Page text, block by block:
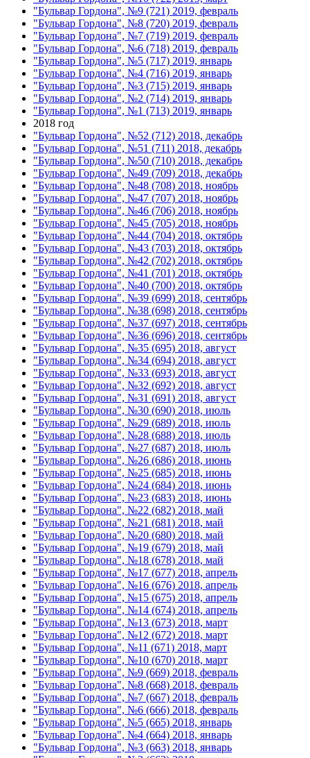
"Бульвар Гордона", №9 (721) 2019, февраль
"Бульвар Гордона", №8 (720) 2019, февраль
"Бульвар Гордона", №7 (719) 2019, февраль
"Бульвар Гордона", №6 (718) 2019, февраль
"Бульвар Гордона", №5 (717) 2019, январь
"Бульвар Гордона", №4 (716) 2019, январь
"Бульвар Гордона", №3 (715) 2019, январь
"Бульвар Гордона", №2 (714) 2019, январь
"Бульвар Гордона", №1 (713) 2019, январь
2018 год
"Бульвар Гордона", №52 (712) 2018, декабрь
"Бульвар Гордона", №51 (711) 2018, декабрь
"Бульвар Гордона", №50 (710) 2018, декабрь
"Бульвар Гордона", №49 (709) 2018, декабрь
"Бульвар Гордона", №48 (708) 2018, ноябрь
"Бульвар Гордона", №47 (707) 2018, ноябрь
"Бульвар Гордона", №46 (706) 2018, ноябрь
"Бульвар Гордона", №45 (705) 2018, ноябрь
"Бульвар Гордона", №44 (704) 2018, октябрь
"Бульвар Гордона", №43 (703) 2018, октябрь
"Бульвар Гордона", №42 (702) 2018, октябрь
"Бульвар Гордона", №41 (701) 2018, октябрь
"Бульвар Гордона", №40 (700) 2018, октябрь
"Бульвар Гордона", №39 (699) 2018, сентябрь
"Бульвар Гордона", №38 (698) 2018, сентябрь
"Бульвар Гордона", №37 (697) 2018, сентябрь
"Бульвар Гордона", №36 (696) 2018, сентябрь
"Бульвар Гордона", №35 (695) 2018, август
"Бульвар Гордона", №34 (694) 2018, август
"Бульвар Гордона", №33 (693) 2018, август
"Бульвар Гордона", №32 (692) 2018, август
"Бульвар Гордона", №31 (691) 2018, август
"Бульвар Гордона", №30 (690) 2018, июль
"Бульвар Гордона", №29 (689) 2018, июль
"Бульвар Гордона", №28 (688) 2018, июль
"Бульвар Гордона", №27 (687) 2018, июль
"Бульвар Гордона", №26 (686) 2018, июнь
"Бульвар Гордона", №25 (685) 2018, июнь
"Бульвар Гордона", №24 (684) 2018, июнь
"Бульвар Гордона", №23 (683) 2018, июнь
"Бульвар Гордона", №22 (682) 2018, май
"Бульвар Гордона", №21 (681) 2018, май
"Бульвар Гордона", №20 (680) 2018, май
"Бульвар Гордона", №19 (679) 2018, май
"Бульвар Гордона", №18 (678) 2018, май
"Бульвар Гордона", №17 (677) 2018, апрель
"Бульвар Гордона", №16 (676) 2018, апрель
"Бульвар Гордона", №15 (675) 2018, апрель
"Бульвар Гордона", №14 (674) 2018, апрель
"Бульвар Гордона", №13 (673) 2018, март
"Бульвар Гордона", №12 (672) 2018, март
"Бульвар Гордона", №11 (671) 2018, март
"Бульвар Гордона", №10 (670) 2018, март
"Бульвар Гордона", №9 (669) 2018, февраль
"Бульвар Гордона", №8 (668) 2018, февраль
"Бульвар Гордона", №7 (667) 2018, февраль
"Бульвар Гордона", №6 (666) 2018, февраль
"Бульвар Гордона", №5 (665) 2018, январь
"Бульвар Гордона", №4 (664) 2018, январь
"Бульвар Гордона", №3 (663) 2018, январь